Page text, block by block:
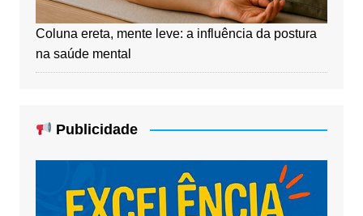
Coluna ereta, mente leve: a influência da postura
na saúde mental
Publicidade